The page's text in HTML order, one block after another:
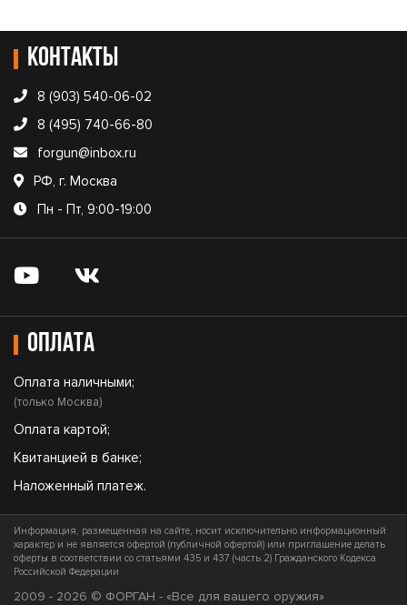
Контакты
8 (903) 540-06-02
8 (495) 740-66-80
forgun@inbox.ru
РФ, г. Москва
Пн - Пт, 9:00-19:00
Оплата
Оплата наличными;
(только Москва)
Оплата картой;
Квитанцией в банке;
Наложенный платеж.
Информация, размещенная на сайте, носит исключительно информационный
характер и не является офертой (публичной офертой) или приглашение делать
оферты в соответствии со статьями 435 и 437 (часть 2) Гражданского Кодекса
Российской Федерации
2009 - 2026 © ФОРГАН - «Все для вашего оружия»